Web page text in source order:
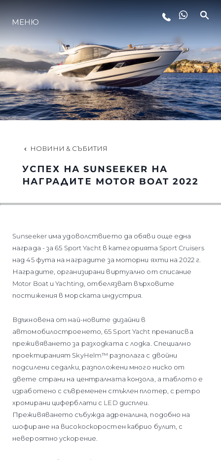
ЛАЙФСТАЙЛ
ИНОВАЦИЯ
КОМПАНИЯТА
ОЦЕНЕТЕ ВАШАТА ЯХТА
МЕНЮ
НОВИНИ & СЪБИТИЯ
УСПЕХ НА SUNSEEKER НА
НАГРАДИТЕ MOTOR BOAT 2022
Sunseeker има удоволствието да обяви още една
награда - за 65 Sport Yacht в категорията Sport Cruisers
над 45 фута на наградите за моторни яхти на 2022 г.
Наградите, организирани виртуално от списание
Motor Boat и Yachting, отбелязват върховите
постижения в морската индустрия.
Вдъхновена от най-новите дизайни в
автомобилостроенето, 65 Sport Yacht пренаписва
преживяването за разходката с лодка. Специално
проектираният SkyHelm™ разполага с двойни
подсилени седалки, разположени много ниско от
двете страни на централната конзола, а таблото е
изработено с съвременен стъклен плотер, с ретро
хромирани циферблати с LED дисплеи.
Преживяването събужда адреналина, подобно на
шофиране на високоскоростен кабрио булит, с
невероятно ускорение.